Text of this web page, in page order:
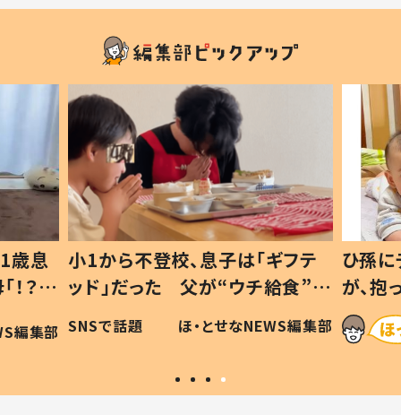
歳息
？」
編集部
小1から不登校、息子は「ギフテ
ッド」だった 父が“ウチ給食”を
作り続ける理由とは #令和の親
#令和の子
SNSで話題 ほ・とせなNEWS編集部
ひ孫
が、
「涙が
い」